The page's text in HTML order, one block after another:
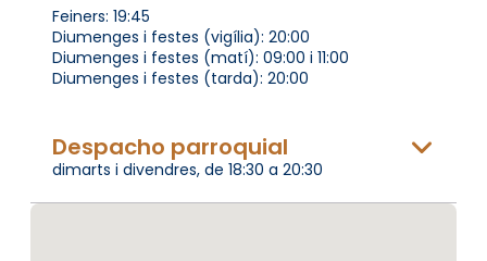
Feiners: 19:45
Diumenges i festes (vigília): 20:00
Diumenges i festes (matí): 09:00 i 11:00
Diumenges i festes (tarda): 20:00
Despacho parroquial
dimarts i divendres, de 18:30 a 20:30